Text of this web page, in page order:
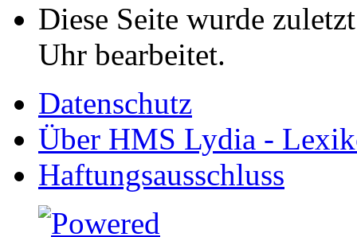
Diese Seite wurde
Uhr bearbeitet.
Datenschutz
Über HMS Lydia -
Haftungsausschluss